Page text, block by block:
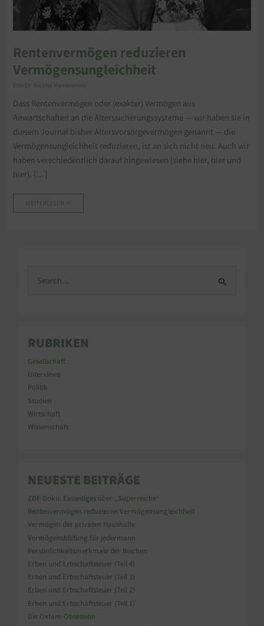
Rentenvermögen reduzieren
Vermögensungleichheit
Von Dr. Nicolai Hammersen
Dass Rentenvermögen oder (exakter) Vermögen aus
Anwartschaften an die Alterssicherungssysteme — wir haben sie in
diesem Journal bisher Altersvorsorgevermögen genannt — die
Vermögensungleichheit reduzieren, ist an sich nicht neu. Auch wir
haben verschiedentlich darauf hingewiesen (siehe hier, hier und
hier). […]
WEITERLESEN >>
n
n
a
c
:
RUBRIKEN
Gesellschaft
Interviews
Politik
Studien
Wirtschaft
Wissenschaft
NEUESTE BEITRÄGE
ZDF-Doku: Einseitiges über „Superreiche“
Rentenvermögen reduzieren Vermögensungleichheit
Vermögen der privaten Haushalte
Vermögensbildung für jedermann
Persönlichkeitsmerkmale der Reichen
Erben und Erbschaftsteuer (Teil 4)
Erben und Erbschaftsteuer (Teil 3)
Erben und Erbschaftsteuer (Teil 2)
Erben und Erbschaftsteuer (Teil 1)
Die Oxfam-Obsession